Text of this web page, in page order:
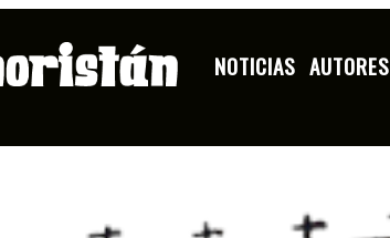
NOTICIAS AUTORES
FICHA